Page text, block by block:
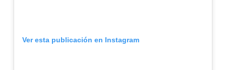
Ver esta publicación en Instagram